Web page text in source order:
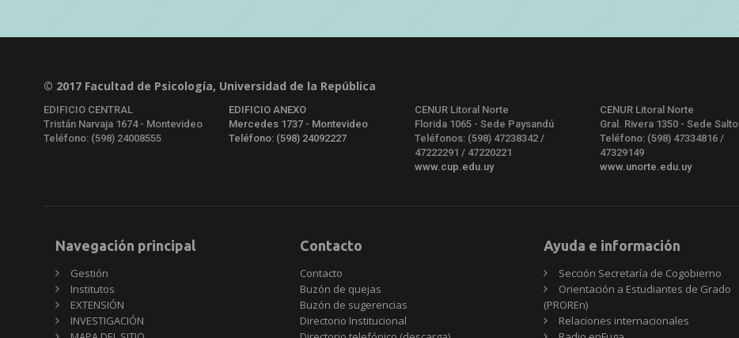
© 2017 Facultad de Psicología, Universidad de la República
EDIFICIO CENTRAL
Tristán Narvaja 1674 - Montevideo
Teléfono: (598) 24008555
EDIFICIO ANEXO
Mercedes 1737 - Montevideo
Teléfono: (598) 24092227
CENUR Litoral Norte
Florida 1065 - Sede Paysandú
Teléfonos: (598) 47238342 /
47222291 / 47220221
www.cup.edu.uy
CENUR Litoral Norte
Gral. Rivera 1350 - Sede Salto
Teléfono: (598) 47334816 /
47329149
www.unorte.edu.uy
Navegación principal
Gestión
Institutos
EXTENSIÓN
INVESTIGACIÓN
Contacto
Contacto
Buzón de quejas
Buzón de sugerencias
Directorio Institucional
Ayuda e información
Sección Secretaría de Cogobierno
Orientación a Estudiantes de Grado
(PROREn)
Relaciones internacionales